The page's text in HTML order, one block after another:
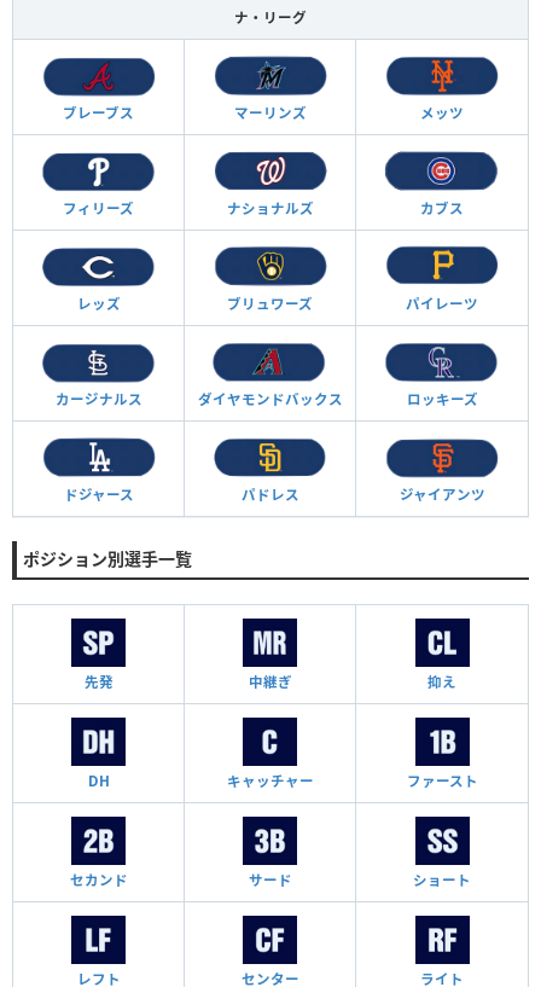
ナ・リーグ
ブレーブス マーリンズ メッツ
フィリーズ ナショナルズ カブス
レッズ ブリュワーズ パイレーツ
カージナルス ダイヤモンドバックス ロッキーズ
ドジャース パドレス ジャイアンツ
ポジション別選手一覧
先発 中継ぎ 抑え
DH キャッチャー ファースト
セカンド サード ショート
レフト センター ライト